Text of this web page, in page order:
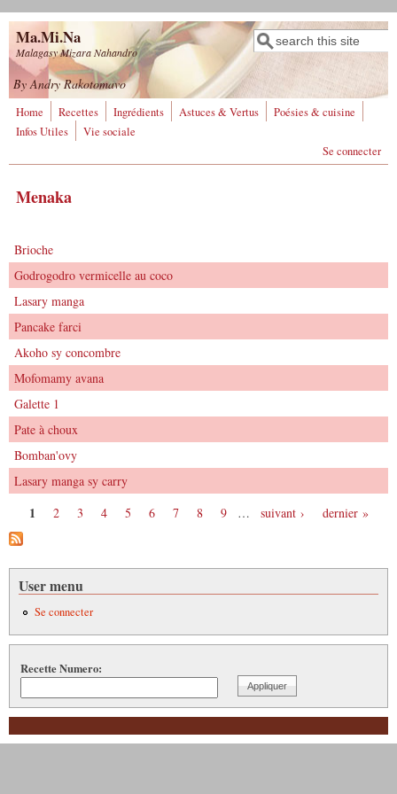
Aller au contenu principal
Ma.Mi.Na
Malagasy Mizara Nahandro
Formulaire de
recherche
Rechercher
By Andry Rakotomavo
Home Recettes Ingrédients Astuces & Vertus
Poésies & cuisine
Infos Utiles
Vie sociale
Se connecter
Menaka
Brioche
Godrogodro vermicelle au coco
Lasary manga
Pancake farci
Akoho sy concombre
Mofomamy avana
Galette 1
Pate à choux
Bomban'ovy
Lasary manga sy carry
Pages
1 2 3 4 5 6 7 8 9 … suivant › dernier »
User menu
Se connecter
Recette Numero: